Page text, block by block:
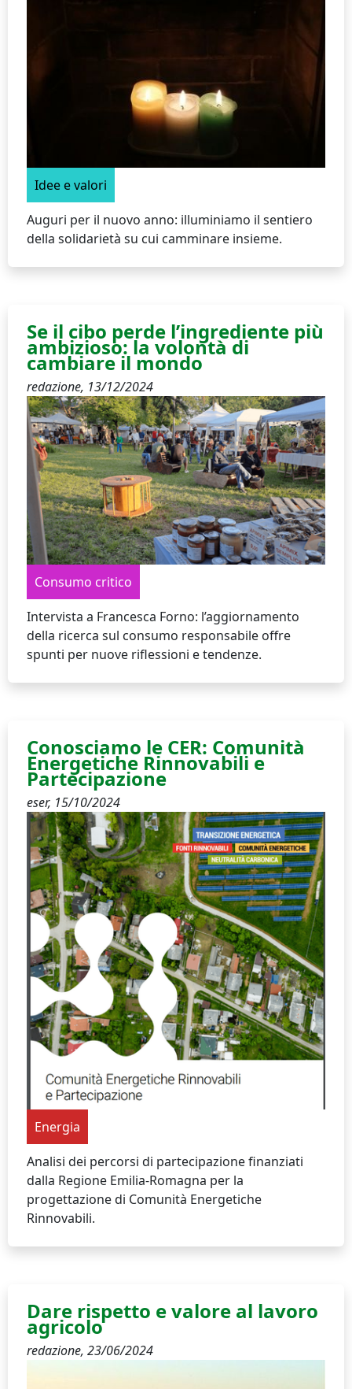
Idee e valori
Auguri per il nuovo anno: illuminiamo il sentiero
della solidarietà su cui camminare insieme.
Se il cibo perde l’ingrediente più
ambizioso: la volontà di
cambiare il mondo
redazione, 13/12/2024
Consumo critico
Intervista a Francesca Forno: l’aggiornamento
della ricerca sul consumo responsabile offre
spunti per nuove riflessioni e tendenze.
Conosciamo le CER: Comunità
Energetiche Rinnovabili e
Partecipazione
eser, 15/10/2024
Energia
Analisi dei percorsi di partecipazione finanziati
dalla Regione Emilia-Romagna per la
progettazione di Comunità Energetiche
Rinnovabili.
Dare rispetto e valore al lavoro
agricolo
redazione, 23/06/2024